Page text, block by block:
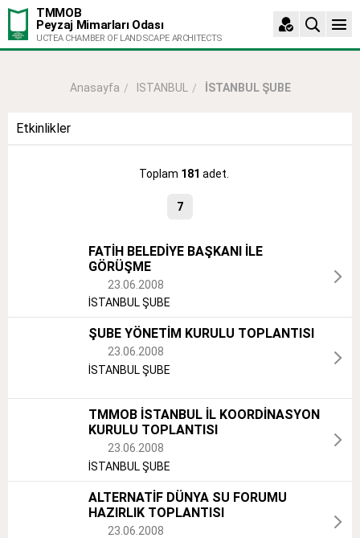
TMMOB
Peyzaj Mimarları Odası
UCTEA CHAMBER OF LANDSCAPE ARCHITECTS
Anasayfa ISTANBUL İSTANBUL ŞUBE
Etkinlikler
Toplam 181 adet.
7
FATİH BELEDİYE BAŞKANI İLE
GÖRÜŞME
23.06.2008
İSTANBUL ŞUBE
ŞUBE YÖNETİM KURULU TOPLANTISI
23.06.2008
İSTANBUL ŞUBE
TMMOB İSTANBUL İL KOORDİNASYON
KURULU TOPLANTISI
23.06.2008
İSTANBUL ŞUBE
ALTERNATİF DÜNYA SU FORUMU
HAZIRLIK TOPLANTISI
23.06.2008